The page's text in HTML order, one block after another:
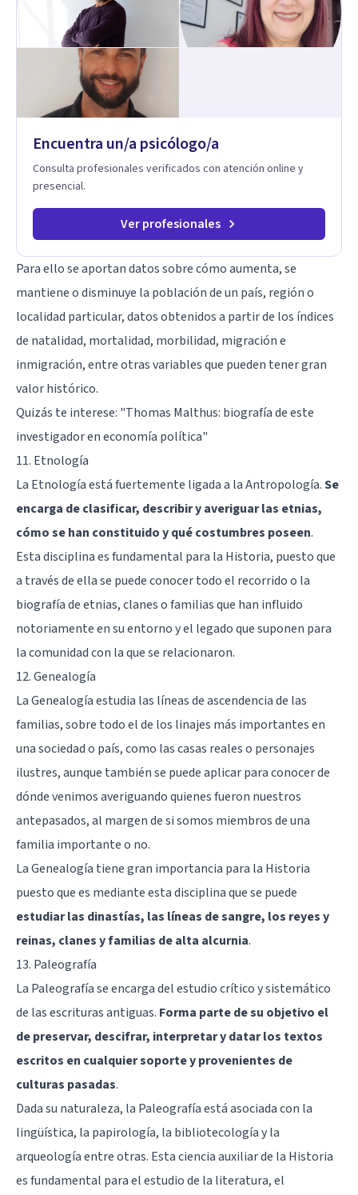
Encuentra un/a psicólogo/a
Consulta profesionales verificados con atención online y
presencial.
Ver profesionales
Para ello se aportan datos sobre cómo aumenta, se
mantiene o disminuye la población de un país, región o
localidad particular, datos obtenidos a partir de los índices
de natalidad, mortalidad, morbilidad, migración e
inmigración, entre otras variables que pueden tener gran
valor histórico.
Quizás te interese: "Thomas Malthus: biografía de este
investigador en economía política"
11. Etnología
La Etnología está fuertemente ligada a la Antropología.Se
encarga de clasificar, describir y averiguar las etnias,
cómo se han constituido y qué costumbres poseen.
Esta disciplina es fundamental para la Historia, puesto que
a través de ella se puede conocer todo el recorrido o la
biografía de etnias, clanes o familias que han influido
notoriamente en su entorno y el legado que suponen para
la comunidad con la que se relacionaron.
12. Genealogía
La Genealogía estudia las líneas de ascendencia de las
familias, sobre todo el de los linajes más importantes en
una sociedad o país, como las casas reales o personajes
ilustres, aunque también se puede aplicar para conocer de
dónde venimos averiguando quienes fueron nuestros
antepasados, al margen de si somos miembros de una
familia importante o no.
La Genealogía tiene gran importancia para la Historia
puesto que es mediante esta disciplina que se puede
estudiar las dinastías, las líneas de sangre, los reyes y
reinas, clanes y familias de alta alcurnia.
13. Paleografía
La Paleografía se encarga del estudio crítico y sistemático
de las escrituras antiguas. Forma parte de su objetivo el
de preservar, descifrar, interpretar y datar los textos
escritos en cualquier soporte y provenientes de
culturas pasadas.
Dada su naturaleza, la Paleografía está asociada con la
lingüística, la papirología, la bibliotecología y la
arqueología entre otras. Esta ciencia auxiliar de la Historia
es fundamental para el estudio de la literatura, el